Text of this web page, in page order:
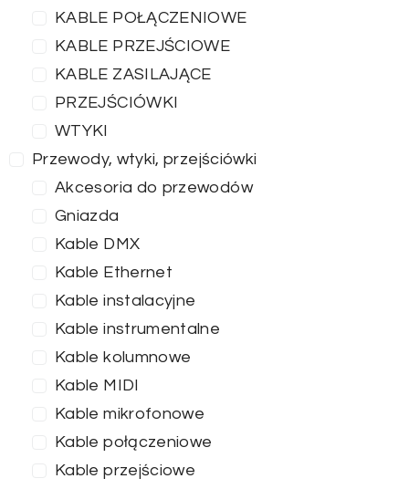
KABLE POŁĄCZENIOWE
KABLE PRZEJŚCIOWE
KABLE ZASILAJĄCE
PRZEJŚCIÓWKI
WTYKI
Przewody, wtyki, przejściówki
Akcesoria do przewodów
Gniazda
Kable DMX
Kable Ethernet
Kable instalacyjne
Kable instrumentalne
Kable kolumnowe
Kable MIDI
Kable mikrofonowe
Kable połączeniowe
Kable przejściowe